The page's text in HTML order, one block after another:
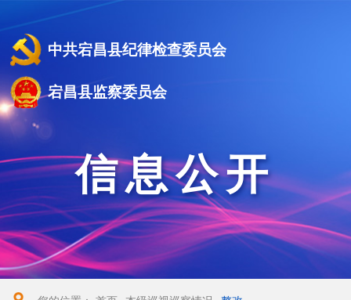
中共宕昌县纪律检查委员会
宕昌县监察委员会
信息公开